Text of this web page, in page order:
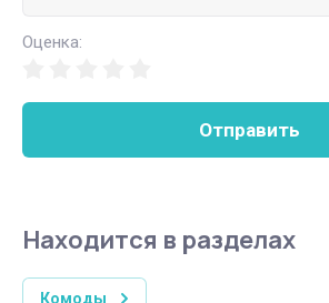
Оценка:
Отправить
Находится в разделах
Комоды